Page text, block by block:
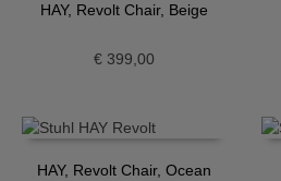
HAY, Revolt Chair, Beige
€399,00
HAY, Revolt Chair, Ocean